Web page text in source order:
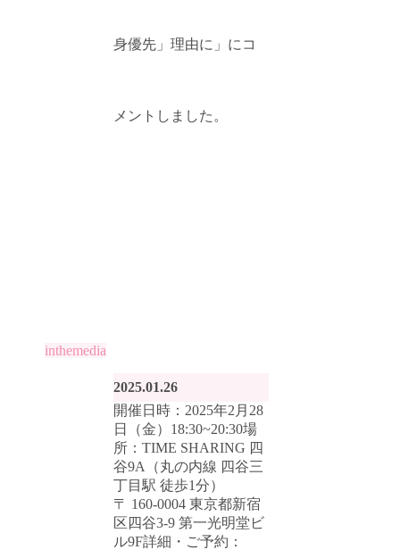
身優先」理由に」にコ
メントしました。
inthemedia
開催日時：2025年2月28
日（金）18:30~20:30場
所：TIME SHARING 四
谷9A（丸の内線 四谷三
丁目駅 徒歩1分）
〒 160-0004 東京都新宿
区四谷3-9 第一光明堂ビ
ル9F詳細・ご予約：
2025.01.26